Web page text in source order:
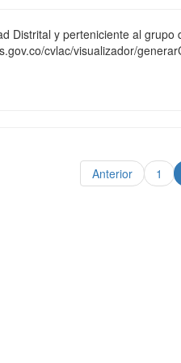
Distrital y perteniciente al
cvlac/visualizador/
Anterior 1